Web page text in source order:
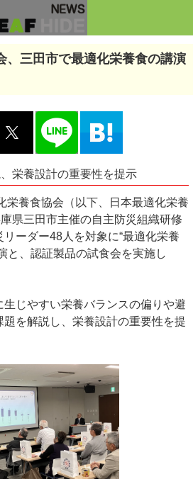
、三田市で最適化栄養食の講演
栄養設計の重要性を提示
栄養食協会（以下、日本最適化栄養
県三田市主催の自主防災組織研修
ーダー48人を対象に“最適化栄養
と、認証製品の試食会を実施し
生じやすい栄養バランスの偏りや避
を解説し、栄養設計の重要性を提